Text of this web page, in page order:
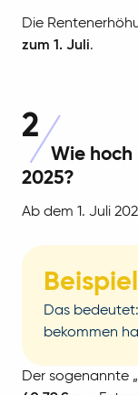
Die
zum 1. Juli.
2
Wie hoch
2025?
Ab dem 1. Juli
Beispiel
Das
bekommen
Der sogenannte